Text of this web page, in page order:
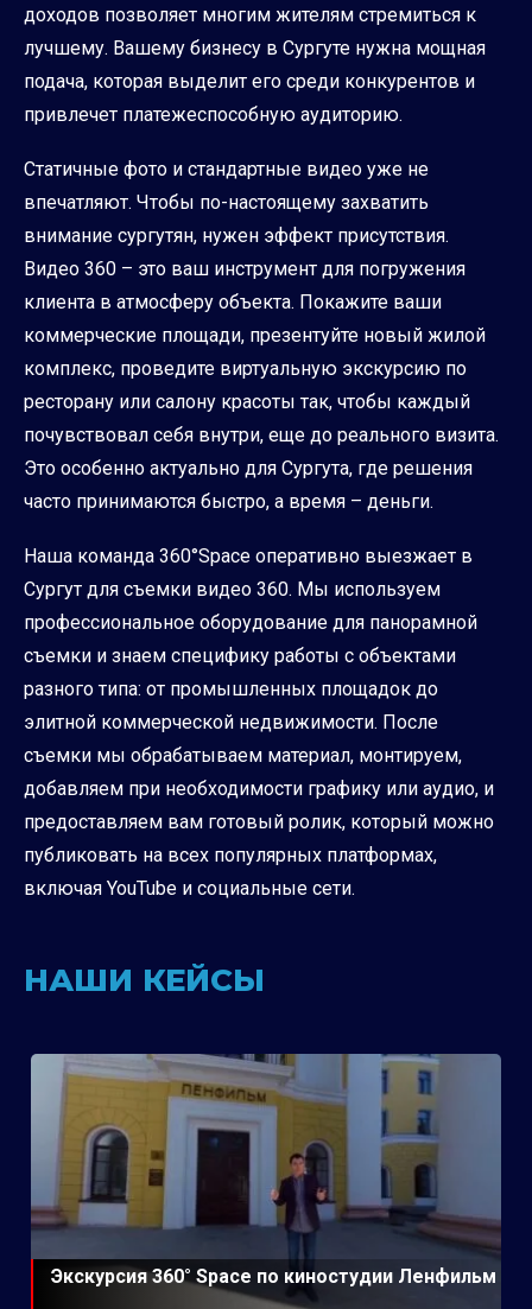
доходов позволяет многим жителям стремиться к
лучшему. Вашему бизнесу в Сургуте нужна мощная
подача, которая выделит его среди конкурентов и
привлечет платежеспособную аудиторию.
Статичные фото и стандартные видео уже не
впечатляют. Чтобы по-настоящему захватить
внимание сургутян, нужен эффект присутствия.
Видео 360 – это ваш инструмент для погружения
клиента в атмосферу объекта. Покажите ваши
коммерческие площади, презентуйте новый жилой
комплекс, проведите виртуальную экскурсию по
ресторану или салону красоты так, чтобы каждый
почувствовал себя внутри, еще до реального визита.
Это особенно актуально для Сургута, где решения
часто принимаются быстро, а время – деньги.
Наша команда 360°Space оперативно выезжает в
Сургут для съемки видео 360. Мы используем
профессиональное оборудование для панорамной
съемки и знаем специфику работы с объектами
разного типа: от промышленных площадок до
элитной коммерческой недвижимости. После
съемки мы обрабатываем материал, монтируем,
добавляем при необходимости графику или аудио, и
предоставляем вам готовый ролик, который можно
публиковать на всех популярных платформах,
включая YouTube и социальные сети.
НАШИ КЕЙСЫ
Экскурсия 360° Space по киностудии Ленфильм